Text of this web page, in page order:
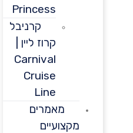
Princess
קרניבל
קרוז ליין |
Carnival
Cruise
מאמרים
מקצועיים